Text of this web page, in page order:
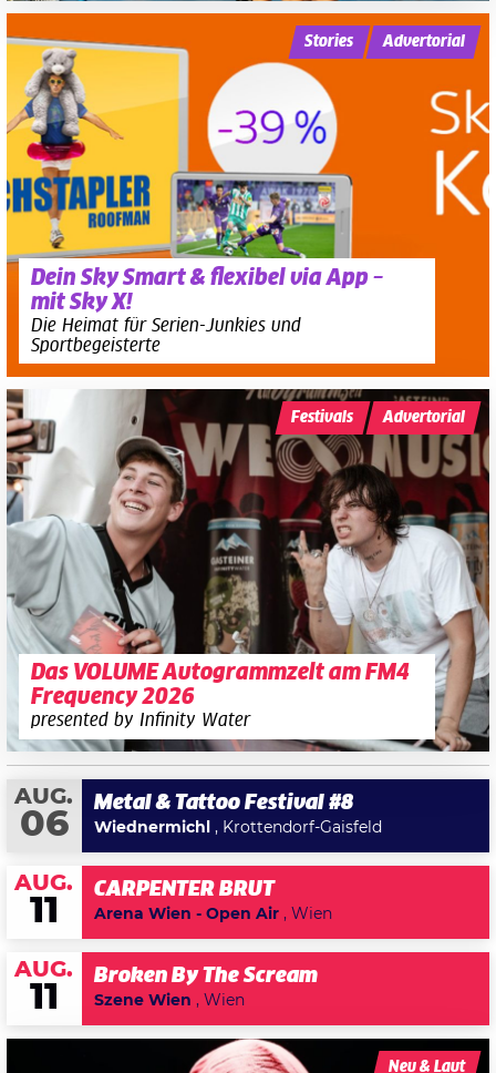
Dein Sky Smart & flexibel via App –
mit Sky X!
Die Heimat für Serien-Junkies und
Sportbegeisterte
Stories Advertorial
Das VOLUME Autogrammzelt am FM4
Frequency 2026
presented by Infinity Water
Festivals Advertorial
AUG.
06
Metal & Tattoo Festival #8
Wiednermichl , Krottendorf-Gaisfeld
AUG.
11
CARPENTER BRUT
Arena Wien - Open Air , Wien
AUG.
11
Broken By The Scream
Szene Wien , Wien
Neu & Laut